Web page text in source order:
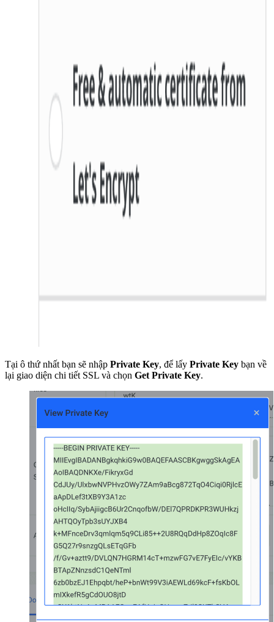
Tại ô thứ nhất bạn sẽ nhập Private Key, để lấy Private Key bạn về
lại giao diện chi tiết SSL và chọn Get Private Key.